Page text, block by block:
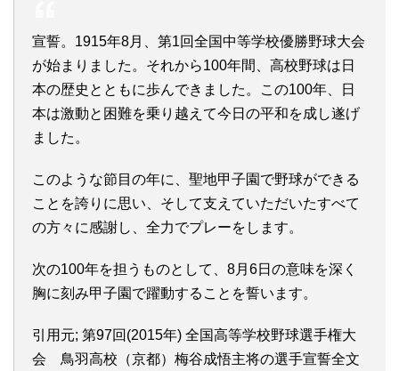
宣誓。1915年8月、第1回全国中等学校優勝野球大会
が始まりました。それから100年間、高校野球は日
本の歴史とともに歩んできました。この100年、日
本は激動と困難を乗り越えて今日の平和を成し遂げ
ました。
このような節目の年に、聖地甲子園で野球ができる
ことを誇りに思い、そして支えていただいたすべて
の方々に感謝し、全力でプレーをします。
次の100年を担うものとして、8月6日の意味を深く
胸に刻み甲子園で躍動することを誓います。
引用元; 第97回(2015年) 全国高等学校野球選手権大
会 鳥羽高校（京都）梅谷成悟主将の選手宣誓全文